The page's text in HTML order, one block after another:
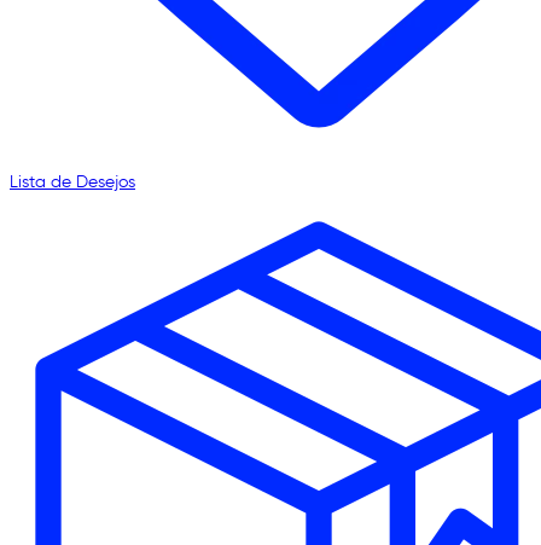
Lista de Desejos